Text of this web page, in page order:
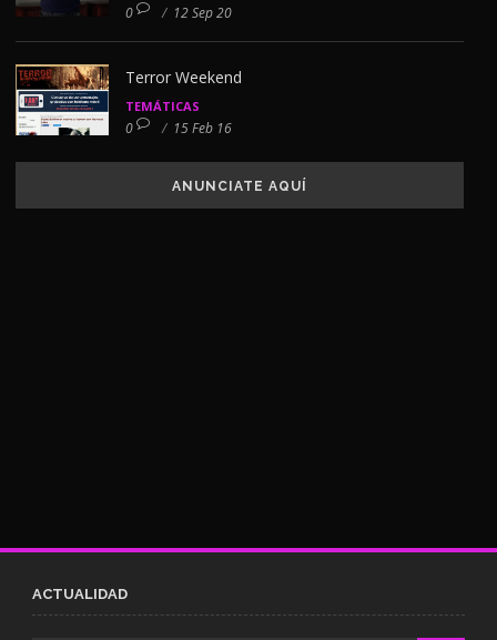
0 / 12 Sep 20
Terror Weekend
TEMÁTICAS
0 / 15 Feb 16
ANUNCIATE AQUÍ
ACTUALIDAD